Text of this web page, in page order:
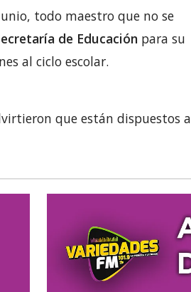
todo maestro que no se
de Educación para su
al ciclo escolar.
que están dispuestos a